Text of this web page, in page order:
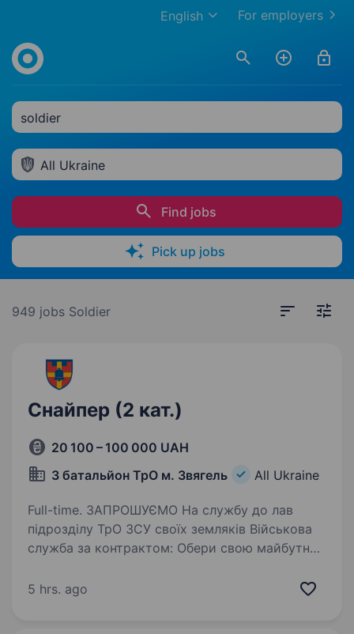
For employers
English
soldier
All Ukraine
Find jobs
Pick up jobs
949 jobs Soldier
Снайпер (2 кат.)
20 100 – 100 000 UAH
3 батальйон ТрО м. Звягель
All Ukraine
Full-time. ЗАПРОШУЄМО На службу до лав
підрозділу ТрО ЗСУ своїх земляків Військова
служба за контрактом: Обери свою майбутню
нових викликів та можливостей? Служба
5 hrs. ago